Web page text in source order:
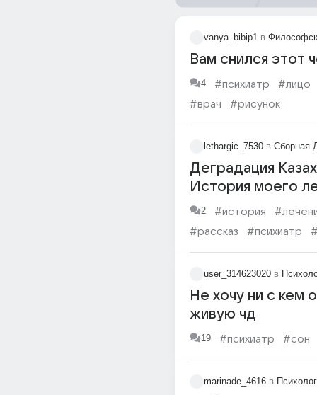
vanya_bibip1 в
Вам снился этот
4 #психиатр
#лицо
#врач
#рисунок
#повторяющиеся сны
lethargic_7530 в Сборная
Деградация
История моего
2 #история
#рассказ
#психиатр
#бессонница
user_314623020 в
Не хочу ни с кем
живую чд
19 #психиатр #сон
marinade_4616 в